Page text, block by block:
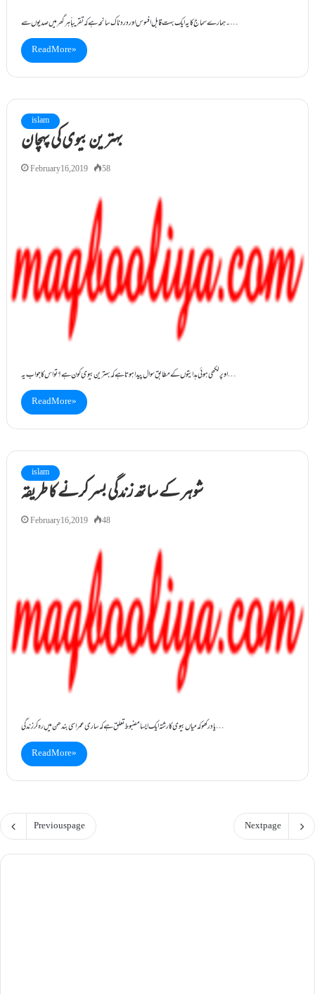
۔ہمارے سماج کا یہ ایک بہت قابل افسوس اور درد ناک سانحہ ہے کہ تقریباً ہر گھر میں صدیوں سے…
Read More »
islam
بہترین بیوی کی پہچان
February 16, 2019 58
اوپر لکھی ہوئی ہدایتوں کے مطابق سوال پیدا ہوتا ہے کہ بہترین بیوی کون ہے؟ تو اس کا جواب یہ…
Read More »
islam
شوہر کے ساتھ زندگی بسر کرنے کا طریقہ
February 16, 2019 48
یاد رکھوکہ میاں بیوی کا رشتہ ایک ایسا مضبوط تعلق ہے کہ ساری عمر اسی بندھن میں رہ کر زندگی…
Read More »
Previous page Next page